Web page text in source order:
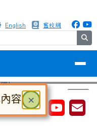
English 舊校網
⏸
中 小
× 關閉
容
請使用 Tab 鍵在